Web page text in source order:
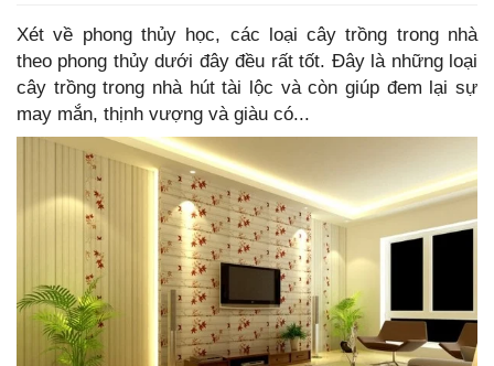
Xét về phong thủy học, các loại cây trồng trong nhà
theo phong thủy dưới đây đều rất tốt. Đây là những loại
cây trồng trong nhà hút tài lộc và còn giúp đem lại sự
may mắn, thịnh vượng và giàu có...